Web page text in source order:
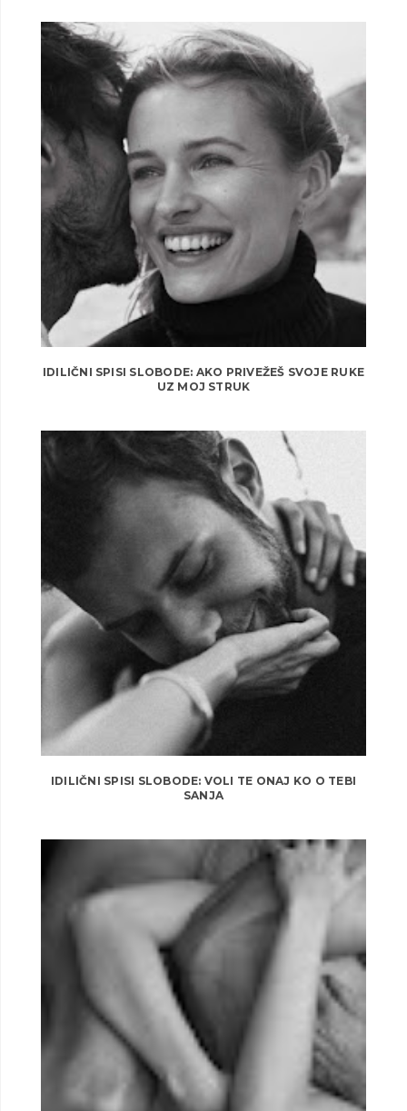
IDILIČNI SPISI SLOBODE: AKO PRIVEŽEŠ SVOJE RUKE
UZ MOJ STRUK
IDILIČNI SPISI SLOBODE: VOLI TE ONAJ KO O TEBI
SANJA